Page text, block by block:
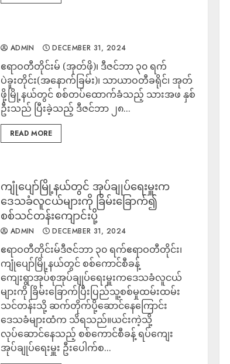
ADMIN DECEMBER 31, 2024
ဧရာဝတီတိုင်းမ် (အုတ်ဖို)၊ ဒီဇင်ဘာ ၃၀ ရက်
ပဲခူးတိုင်း(အနောက်ခြမ်း)၊ သာယာဝတီခရိုင်၊ အုတ်
ဖို့မြို့နယ်တွင် စစ်တပ်ထောက်ခံသည့် သားအဖ နှစ်
ဦးသည် ပြီးခဲ့သည့် ဒီဇင်ဘာ ၂၈...
READ MORE
ကျုံပျော်မြို့နယ်တွင် အုပ်ချုပ်ရေးမှူးက
ဒေသခံလူငယ်များကို ခြိမ်း‌ခြောက်၍
စစ်သင်တန်းကျောင်းပို့
ADMIN DECEMBER 31, 2024
ဧရာဝတီတိုင်းမ်ဒီဇင်ဘာ ၃၀ ရက်ဧရာဝတီတိုင်း၊
ကျုံပျော်မြို့နယ်တွင် စစ်ကောင်စီခန့်
ကျေးရွာအုပ်စုအုပ်ချုပ်ရေးမှူးကဒေသခံလူငယ်
များကို ခြိမ်းခြောက်ပြီးပြည်သူ့စစ်မှုထမ်းထမ်း
သင်တန်းသို့ ဆက်တိုက်ပို့ဆောင်နေကြောင်း
ဒေသခံများထံက သိရသည်။ယင်းကဲ့သို့
လုပ်ဆောင်နေသည့် စစ်ကောင်စီခန့် ရပ်ကျေး
အုပ်ချုပ်ရေးမှူး ဦးပေါက်စ...